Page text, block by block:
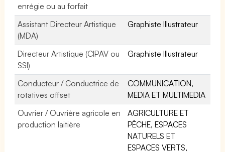
enrégie ou au forfait
Assistant Directeur Artistique
(MDA)
Graphiste Illustrateur
Directeur Artistique (CIPAV ou
SSI)
Graphiste Illustrateur
Conducteur / Conductrice de
rotatives offset
COMMUNICATION,
MEDIA ET MULTIMEDIA
Ouvrier / Ouvrière agricole en
production laitière
AGRICULTURE ET
PÊCHE, ESPACES
NATURELS ET
ESPACES VERTS,